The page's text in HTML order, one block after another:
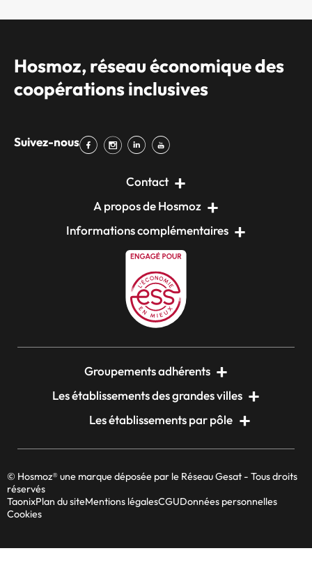
Hosmoz, réseau économique des
coopérations inclusives
Suivez-nous
Contact
A propos de Hosmoz
Informations complémentaires
Groupements adhérents
Les établissements des grandes villes
Les établissements par pôle
© Hosmoz® une marque déposée par le Réseau Gesat - Tous droits
réservés
TaonixPlan du siteMentions légalesCGUDonnées personnelles
Cookies